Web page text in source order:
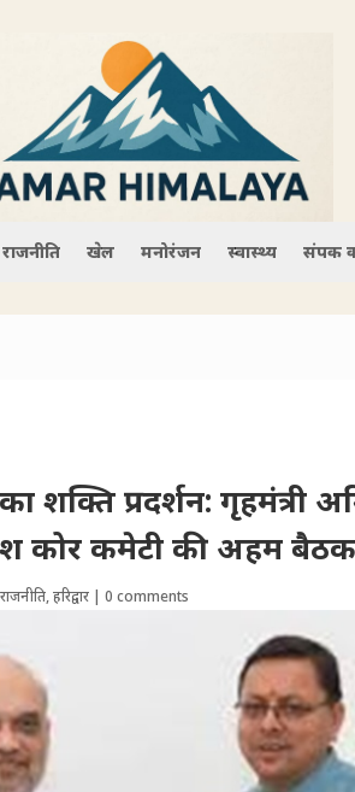
राजनीति खेल मनोरंजन स्वास्थ्य संपर्क
शक्ति प्रदर्शन: गृहमंत्री
कोर कमेटी की अहम
राजनीति,हरिद्वार |0 comments